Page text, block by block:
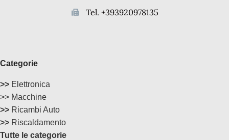
Tel. +393920978135
Categorie
>> Elettronica
>> Macchine
>> Ricambi Auto
>> Riscaldamento
Tutte le categorie